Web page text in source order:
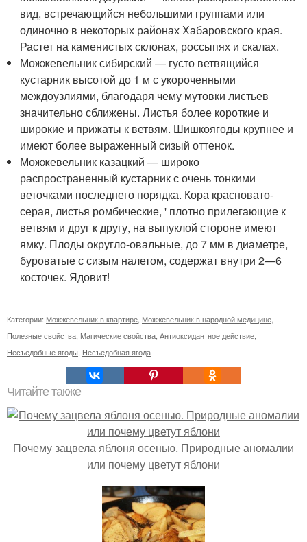
вид, встречающийся небольшими группами или
одиночно в некоторых районах Хабаровского края.
Растет на каменистых склонах, россыпях и скалах.
Можжевельник сибирский — густо ветвящийся
кустарник высотой до 1 м с укороченными
междоузлиями, благодаря чему мутовки листьев
значительно сближены. Листья более короткие и
широкие и прижаты к ветвям. Шишкоягоды крупнее и
имеют более выраженный сизый оттенок.
Можжевельник казацкий — широко
распространенный кустарник с очень тонкими
веточками последнего порядка. Кора красновато-
серая, листья ромбические, ' плотно прилегающие к
ветвям и друг к другу, на выпуклой стороне имеют
ямку. Плоды округло-овальные, до 7 мм в диаметре,
буроватые с сизым налетом, содержат внутри 2—6
косточек. Ядовит!
Категории: Можжевельник в квартире Можжевельник в народной медицине
Полезные свойства Магические свойства Антиоксидантное действие
Несъедобные ягоды Несъедобная ягода
Читайте также
Почему зацвела яблоня осенью. Природные аномалии
или почему цветут яблони